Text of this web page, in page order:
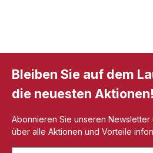
Bleiben Sie auf dem
die neuesten Aktionen!
Abonnieren Sie unseren
über alle Aktionen und Vorteile